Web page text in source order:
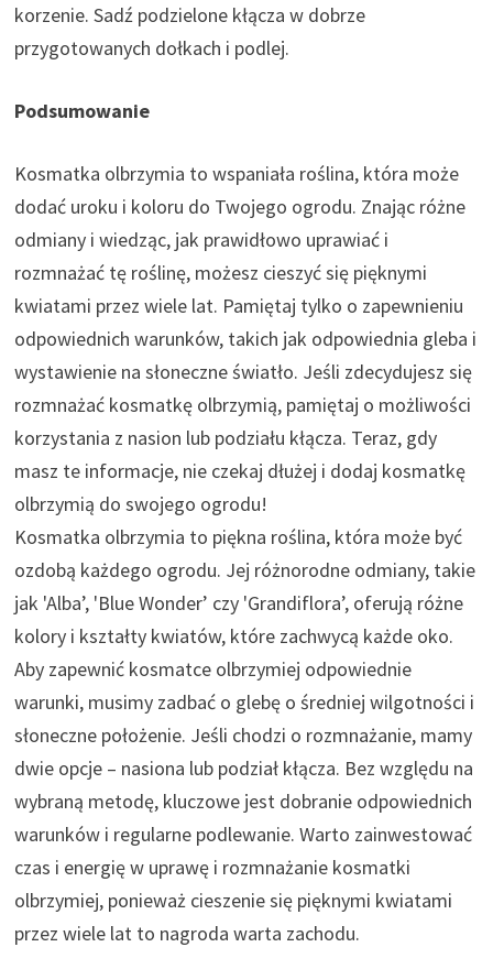
korzenie. Sadź podzielone kłącza w dobrze
przygotowanych dołkach i podlej.
Podsumowanie
Kosmatka olbrzymia to wspaniała roślina, która może
dodać uroku i koloru do Twojego ogrodu. Znając różne
odmiany i wiedząc, jak prawidłowo uprawiać i
rozmnażać tę roślinę, możesz cieszyć się pięknymi
kwiatami przez wiele lat. Pamiętaj tylko o zapewnieniu
odpowiednich warunków, takich jak odpowiednia gleba i
wystawienie na słoneczne światło. Jeśli zdecydujesz się
rozmnażać kosmatkę olbrzymią, pamiętaj o możliwości
korzystania z nasion lub podziału kłącza. Teraz, gdy
masz te informacje, nie czekaj dłużej i dodaj kosmatkę
olbrzymią do swojego ogrodu!
Kosmatka olbrzymia to piękna roślina, która może być
ozdobą każdego ogrodu. Jej różnorodne odmiany, takie
jak 'Alba’, 'Blue Wonder’ czy 'Grandiflora’, oferują różne
kolory i kształty kwiatów, które zachwycą każde oko.
Aby zapewnić kosmatce olbrzymiej odpowiednie
warunki, musimy zadbać o glebę o średniej wilgotności i
słoneczne położenie. Jeśli chodzi o rozmnażanie, mamy
dwie opcje – nasiona lub podział kłącza. Bez względu na
wybraną metodę, kluczowe jest dobranie odpowiednich
warunków i regularne podlewanie. Warto zainwestować
czas i energię w uprawę i rozmnażanie kosmatki
olbrzymiej, ponieważ cieszenie się pięknymi kwiatami
przez wiele lat to nagroda warta zachodu.